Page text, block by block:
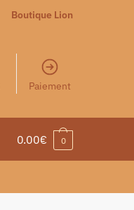
Boutique Lion
Paiement
0.00€ 0